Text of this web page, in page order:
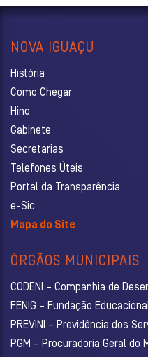
NOVA IGUAÇU
História
Como Chegar
Hino
Gabinete
Secretarias
Telefones Úteis
Portal da Transparência
e-Sic
Mapa do Site
ÓRGÃOS MUNICIPAIS
CODENI – Companhia de
FENIG – Fundação
PREVINI – Previdência dos
PGM – Procuradoria Geral do